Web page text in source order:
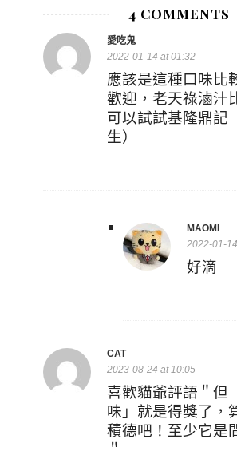
4 COMMENTS
愛吃鬼
2022-01-14 at 01:32
應該是這種口味比
歡迎，老天祿滷汁
可以試試基隆鼎記
生）
MAOMI
2022-01-
好滴
CAT
2023-08-24 at 10:05
喜歡貓爺評語＂但
味」就是得獎了，
積德吧！至少它是
＂